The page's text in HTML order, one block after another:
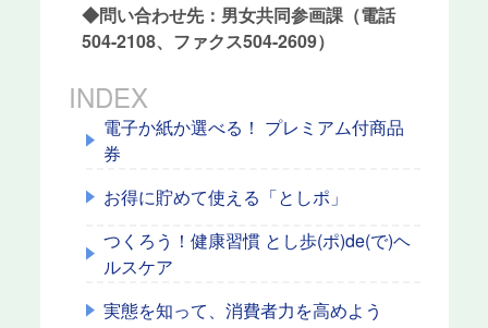
◆問い合わせ先：男女共同参画課（電話
504-2108、ファクス504-2609）
INDEX
電子か紙か選べる！ プレミアム付商品
券
お得に貯めて使える「としポ」
つくろう！健康習慣 とし歩(ポ)de(で)ヘ
ルスケア
実態を知って、消費者力を高めよう